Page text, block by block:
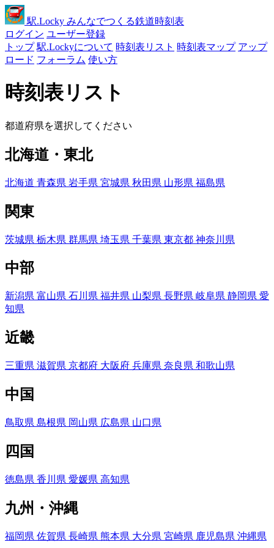
駅.Locky みんなでつくる鉄道時刻表
ログイン ユーザー登録
トップ 駅.Lockyについて 時刻表リスト 時刻表マップ アップ
ロード フォーラム 使い方
時刻表リスト
都道府県を選択してください
北海道・東北
北海道 青森県 岩手県 宮城県 秋田県 山形県 福島県
関東
茨城県 栃木県 群馬県 埼玉県 千葉県 東京都 神奈川県
中部
新潟県 富山県 石川県 福井県 山梨県 長野県 岐阜県 静岡県 愛
知県
近畿
三重県 滋賀県 京都府 大阪府 兵庫県 奈良県 和歌山県
中国
鳥取県 島根県 岡山県 広島県 山口県
四国
徳島県 香川県 愛媛県 高知県
九州・沖縄
福岡県 佐賀県 長崎県 熊本県 大分県 宮崎県 鹿児島県 沖縄県